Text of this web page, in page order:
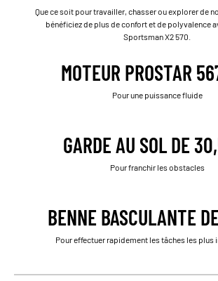
Que ce soit pour travailler, chasser ou explorer de
bénéficiez de plus de confort et de polyvalence
Sportsman X2 570.
MOTEUR PROSTAR
Pour une puissance fluide
GARDE AU SOL DE
Pour franchir les obstacles
BENNE BASCULANTE
Pour effectuer rapidement les tâches les plus